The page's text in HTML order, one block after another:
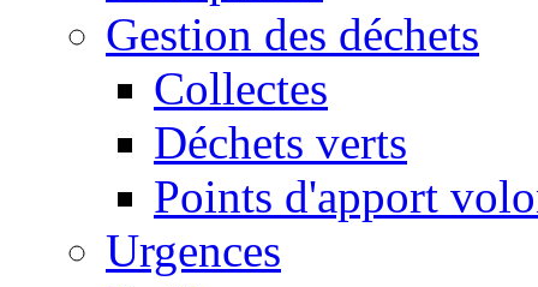
Gestion des déchets
Collectes
Déchets verts
Points d'apport
Urgences